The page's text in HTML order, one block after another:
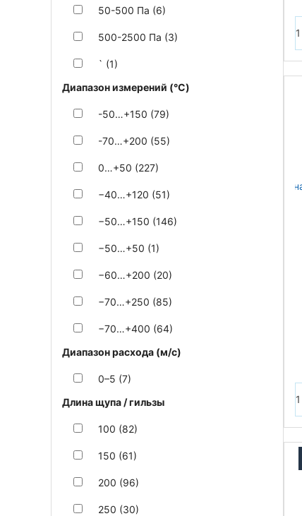
50-500 Па (6)
500-2500 Па (3)
` (1)
Диапазон измерений (°C)
-50…+150 (79)
-70…+200 (55)
0…+50 (227)
−40…+120 (51)
−50…+150 (146)
−50…+50 (1)
−60…+200 (20)
−70…+250 (85)
−70…+400 (64)
Диапазон расхода (м/с)
0–5 (7)
Длина щупа / гильзы
100 (82)
150 (61)
200 (96)
250 (30)